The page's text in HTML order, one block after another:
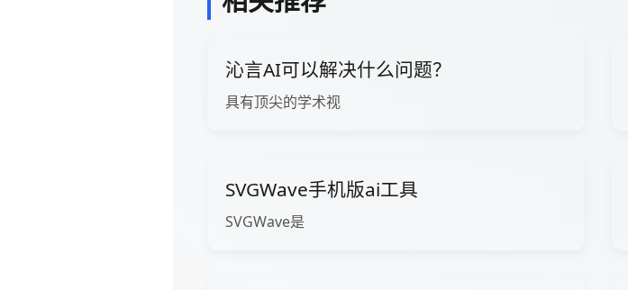
沁言AI可以解决什么问题？
具有顶尖的学术视
SVGWave手机版ai工具
SVGWave是